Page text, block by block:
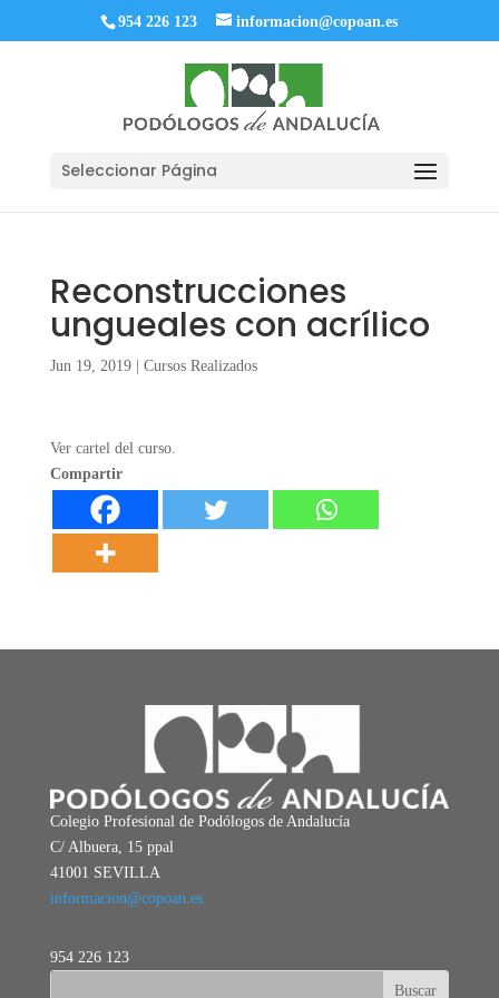
954 226 123 informacion@copoan.es
Seleccionar Página
Reconstrucciones
ungueales con acrílico
Jun 19, 2019| Cursos Realizados
Ver cartel del curso.
Compartir
Colegio Profesional de Podólogos de Andalucía
C/ Albuera, 15 ppal
41001 SEVILLA
informacion@copoan.es
954 226 123